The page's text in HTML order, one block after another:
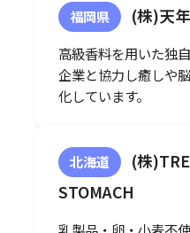
福岡県 (株)天
高級香料を用いた独
企業と協力し癒しや
化しています。
北海道
(株
STOMACH